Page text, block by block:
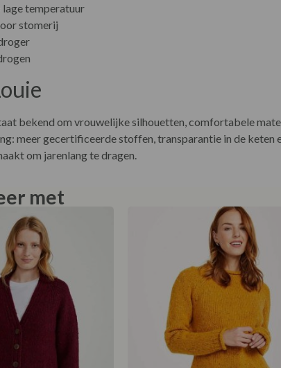
lage temperatuur
stomerij
bekend om vrouwelijke silhouetten, comfortabele
meer gecertificeerde stoffen, transparantie in de keten
om jarenlang te dragen.
met